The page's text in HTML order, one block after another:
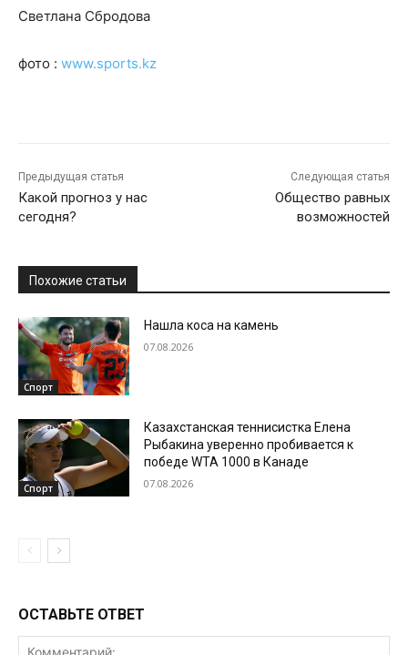
Светлана Сбродова
фото : www.sports.kz
Предыдущая статья
Какой прогноз у нас
сегодня?
Следующая статья
Общество равных
возможностей
Похожие статьи
Спорт
Нашла коса на камень
07.08.2026
Спорт
Казахстанская теннисистка Елена
Рыбакина уверенно пробивается к
победе WTA 1000 в Канаде
07.08.2026
ОСТАВЬТЕ ОТВЕТ